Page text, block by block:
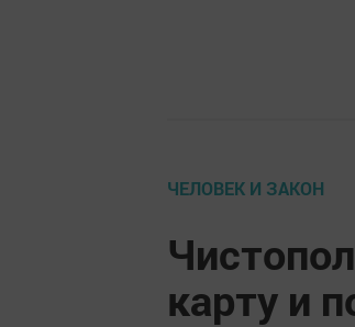
ЧЕЛОВЕК И ЗАКОН
карту и